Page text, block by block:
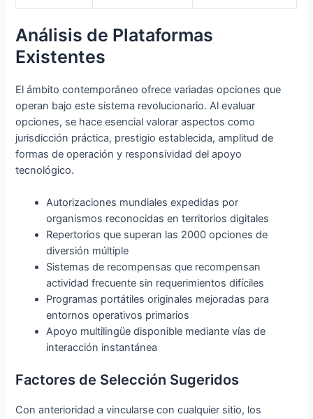
Análisis de Plataformas
Existentes
El ámbito contemporáneo ofrece variadas opciones que
operan bajo este sistema revolucionario. Al evaluar
opciones, se hace esencial valorar aspectos como
jurisdicción práctica, prestigio establecida, amplitud de
formas de operación y responsividad del apoyo
tecnológico.
Autorizaciones mundiales expedidas por
organismos reconocidas en territorios digitales
Repertorios que superan las 2000 opciones de
diversión múltiple
Sistemas de recompensas que recompensan
actividad frecuente sin requerimientos difíciles
Programas portátiles originales mejoradas para
entornos operativos primarios
Apoyo multilingüe disponible mediante vías de
interacción instantánea
Factores de Selección Sugeridos
Con anterioridad a vincularse con cualquier sitio, los